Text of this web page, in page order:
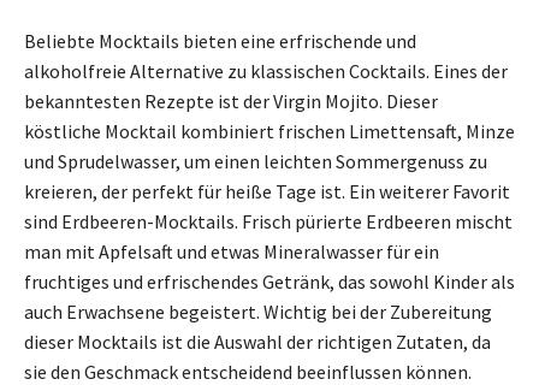
Beliebte Mocktails bieten eine erfrischende und
alkoholfreie Alternative zu klassischen Cocktails. Eines der
bekanntesten Rezepte ist der Virgin Mojito. Dieser
köstliche Mocktail kombiniert frischen Limettensaft, Minze
und Sprudelwasser, um einen leichten Sommergenuss zu
kreieren, der perfekt für heiße Tage ist. Ein weiterer Favorit
sind Erdbeeren-Mocktails. Frisch pürierte Erdbeeren mischt
man mit Apfelsaft und etwas Mineralwasser für ein
fruchtiges und erfrischendes Getränk, das sowohl Kinder als
auch Erwachsene begeistert. Wichtig bei der Zubereitung
dieser Mocktails ist die Auswahl der richtigen Zutaten, da
sie den Geschmack entscheidend beeinflussen können.